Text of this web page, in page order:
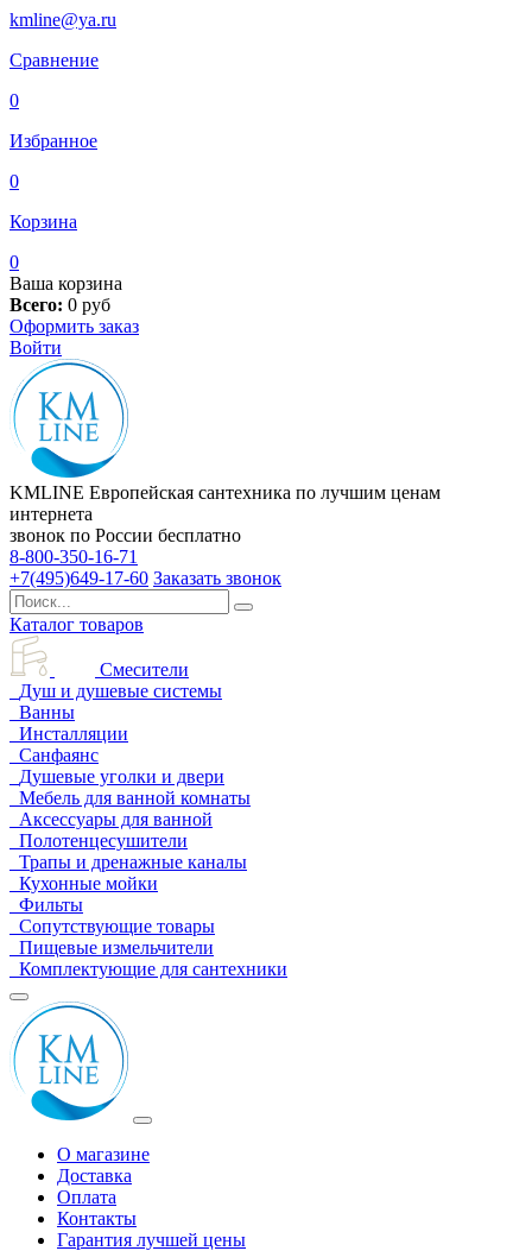
kmline@ya.ru
Сравнение
0
Избранное
0
Корзина
0
Ваша корзина
Всего: 0 руб
Оформить заказ
Войти
KMLINE Европейская сантехника по лучшим ценам
интернета
звонок по России бесплатно
8-800-350-16-71
+7(495)649-17-60 Заказать звонок
Каталог товаров
Смесители
Душ и душевые системы
Ванны
Инсталляции
Санфаянс
Душевые уголки и двери
Мебель для ванной комнаты
Аксессуары для ванной
Полотенцесушители
Трапы и дренажные каналы
Кухонные мойки
Фильты
Сопутствующие товары
Пищевые измельчители
Комплектующие для сантехники
О магазине
Доставка
Оплата
Контакты
Гарантия лучшей цены